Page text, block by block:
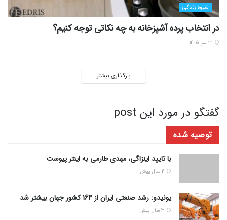
شیوه زندگی
در انتخاب پرده آشپزخانه به چه نکاتی توجه کنیم؟
بارگذاری بیشتر
گفتگو در مورد این post
توصیه شده
با تایید اینزاگی، مهدی طارمی به اینتر پیوست
یونیدو: رشد صنعتی ایران از 164 کشور جهان بیشتر شد